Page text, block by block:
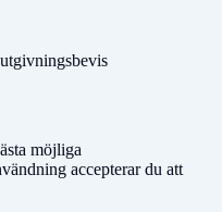
möjliga
accepterar du att